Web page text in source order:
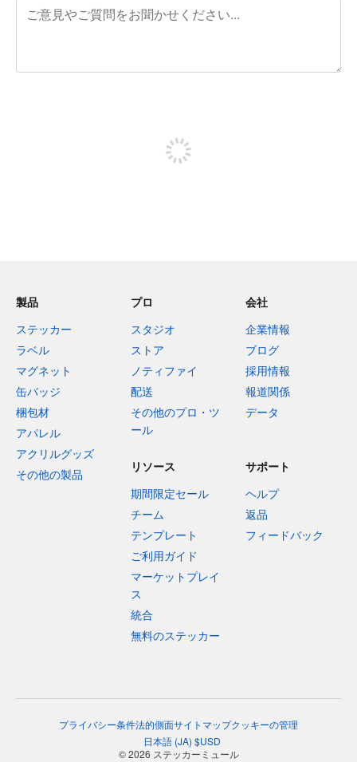
製品
ステッカー
ラベル
マグネット
缶バッジ
梱包材
アパレル
アクリルグッズ
その他の製品
プロ
スタジオ
ストア
ノティファイ
配送
その他のプロ・ツ
ール
会社
企業情報
ブログ
採用情報
報道関係
データ
リソース
期間限定セール
チーム
テンプレート
ご利用ガイド
マーケットプレイ
ス
統合
無料のステッカー
サポート
ヘルプ
返品
フィードバック
プライバシー条件法的側面サイトマップクッキーの管理
日本語(JA) $USD
© 2026 ステッカーミュール